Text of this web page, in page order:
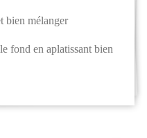
bien mélanger
fond en aplatissant bien